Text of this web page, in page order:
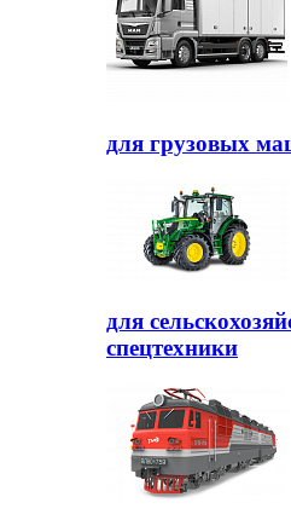
для грузовых
для
спецтехники